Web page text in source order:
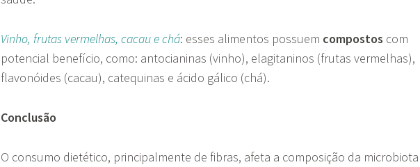
Vinho, frutas vermelhas, cacau e chá: esses alimentos possuem compostos com
potencial benefício, como: antocianinas (vinho), elagitaninos (frutas vermelhas),
flavonóides (cacau), catequinas e ácido gálico (chá).
Conclusão
O consumo dietético, principalmente de fibras, afeta a composição da microbiota